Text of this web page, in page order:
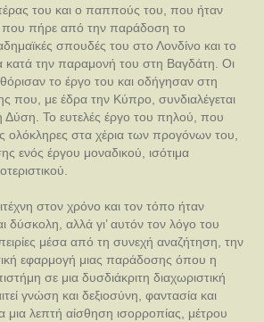
του και ο παππούς του, που ήταν
που πήρε από την παράδοση το
σπουδές του στο Λονδίνο και το
κατά την παραμονή του στη Βαγδάτη. Οι
το έργο του και οδήγησαν στη
που, με έδρα την Κύπρο, συνδιαλέγεται
Δύση. Το ευτελές έργο του πηλού, που
ολόκληρες στα χέρια των προγόνων του,
ενός έργου μοναδικού, ισότιμα
στον χρόνο και τον τόπο ήταν
δύσκολη, αλλά γι’ αυτόν τον λόγο του
μέσα από τη συνεχή αναζήτηση, την
εφαρμογή μιας παράδοσης όπου η
σε μια δυσδιάκριτη διαχωριστική
γνώση και δεξιοσύνη, φαντασία και
μια λεπτή αίσθηση ισορροπίας, μέτρου